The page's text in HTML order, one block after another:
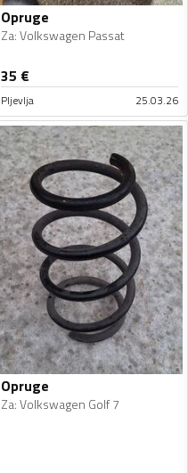
Opruge
Za:Volkswagen Passat
35 €
Pljevlja 25.03.26
Opruge
Za:Volkswagen Golf 7